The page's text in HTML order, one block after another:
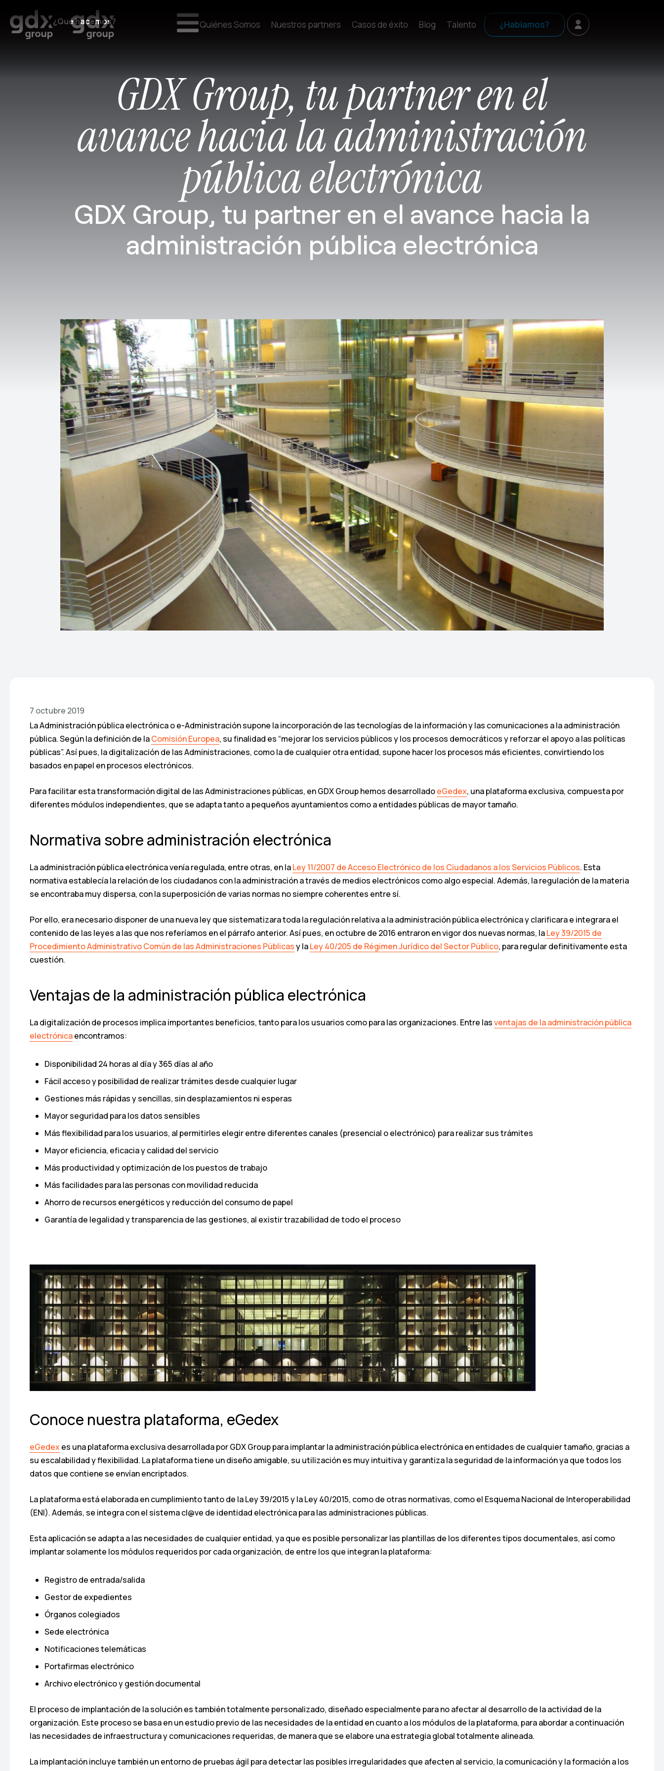
¿Qué hacemos? Quiénes Somos Nuestros partners Casos de éxito Blog Talento ¿Hablamos?
GDX Group, tu partner en el
avance hacia la administración
pública electrónica
GDX Group, tu partner en el avance hacia la
administración pública electrónica
7 octubre 2019
La Administración pública electrónica o e-Administración supone la incorporación de las tecnologías de la información y las comunicaciones a la administración
pública. Según la definición de laComisión Europea, su finalidad es “mejorar los servicios públicos y los procesos democráticos y reforzar el apoyo a las políticas
públicas”. Así pues, la digitalización de las Administraciones, como la de cualquier otra entidad, supone hacer los procesos más eficientes, convirtiendo los
basados en papel en procesos electrónicos.
Para facilitar esta transformación digital de las Administraciones públicas, en GDX Group hemos desarrolladoeGedex, una plataforma exclusiva, compuesta por
diferentes módulos independientes, que se adapta tanto a pequeños ayuntamientos como a entidades públicas de mayor tamaño.
Normativa sobre administración electrónica
La administración pública electrónica venía regulada, entre otras, en laLey 11/2007 de Acceso Electrónico de los Ciudadanos a los Servicios Públicos. Esta
normativa establecía la relación de los ciudadanos con la administración a través de medios electrónicos como algo especial. Además, la regulación de la materia
se encontraba muy dispersa, con la superposición de varias normas no siempre coherentes entre sí.
Por ello, era necesario disponer de una nueva ley que sistematizara toda la regulación relativa a la administración pública electrónica y clarificara e integrara el
contenido de las leyes a las que nos referíamos en el párrafo anterior. Así pues, en octubre de 2016 entraron en vigor dos nuevas normas, laLey 39/2015 de
Procedimiento Administrativo Común de las Administraciones Públicasy laLey 40/205 de Régimen Jurídico del Sector Público, para regular definitivamente esta
cuestión.
Ventajas de la administración pública electrónica
La digitalización de procesos implica importantes beneficios, tanto para los usuarios como para las organizaciones. Entre lasventajas de la administración pública
electrónicaencontramos:
Disponibilidad 24 horas al día y 365 días al año
Fácil acceso y posibilidad de realizar trámites desde cualquier lugar
Gestiones más rápidas y sencillas, sin desplazamientos ni esperas
Mayor seguridad para los datos sensibles
Más flexibilidad para los usuarios, al permitirles elegir entre diferentes canales (presencial o electrónico) para realizar sus trámites
Mayor eficiencia, eficacia y calidad del servicio
Más productividad y optimización de los puestos de trabajo
Más facilidades para las personas con movilidad reducida
Ahorro de recursos energéticos y reducción del consumo de papel
Garantía de legalidad y transparencia de las gestiones, al existir trazabilidad de todo el proceso
Conoce nuestra plataforma, eGedex
eGedexes una plataforma exclusiva desarrollada por GDX Group para implantar la administración pública electrónica en entidades de cualquier tamaño, gracias a
su escalabilidad y flexibilidad. La plataforma tiene un diseño amigable, su utilización es muy intuitiva y garantiza la seguridad de la información ya que todos los
datos que contiene se envían encriptados.
La plataforma está elaborada en cumplimiento tanto de la Ley 39/2015 y la Ley 40/2015, como de otras normativas, como el Esquema Nacional de Interoperabilidad
(ENI). Además, se integra con el sistema cl@ve de identidad electrónica para las administraciones públicas.
Esta aplicación se adapta a las necesidades de cualquier entidad, ya que es posible personalizar las plantillas de los diferentes tipos documentales, así como
implantar solamente los módulos requeridos por cada organización, de entre los que integran la plataforma:
Registro de entrada/salida
Gestor de expedientes
Órganos colegiados
Sede electrónica
Notificaciones telemáticas
Portafirmas electrónico
Archivo electrónico y gestión documental
El proceso de implantación de la solución es también totalmente personalizado, diseñado especialmente para no afectar al desarrollo de la actividad de la
organización. Este proceso se basa en un estudio previo de las necesidades de la entidad en cuanto a los módulos de la plataforma, para abordar a continuación
las necesidades de infraestructura y comunicaciones requeridas, de manera que se elabore una estrategia global totalmente alineada.
La implantación incluye también un entorno de pruebas ágil para detectar las posibles irregularidades que afecten al servicio, la comunicación y la formación a los